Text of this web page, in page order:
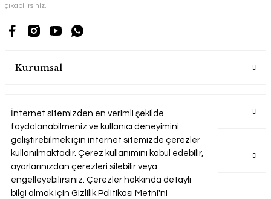
İnternet sitemizden en verimli şekilde
faydalanabilmeniz ve kullanıcı deneyimini
geliştirebilmek için internet sitemizde çerezler
kullanılmaktadır. Çerez kullanımını kabul edebilir,
ayarlarınızdan çerezleri silebilir veya
engelleyebilirsiniz. Çerezler hakkında detaylı
bilgi almak için Gizlilik Politikası Metni'ni
çıkabilirsiniz.
Kurumsal
Alışveriş
Üyelik